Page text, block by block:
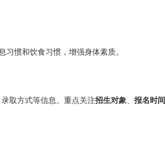
惯和饮食习惯，增强身体素质。
取方式等信息。重点关注招生对象 报名时间